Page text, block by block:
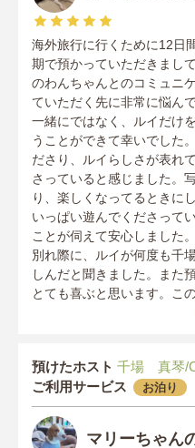
海外旅行に行くために12日
期で預かっていただきまし
のわんちゃんとのコミュニ
ていただく先に非常に悩ん
一緒にではなく、ルイだけ
うことができて幸いでした
ださり、ルイらしさが表れ
さっていると感じました。
り、楽しくなってるときに
いっぱい遊んでくださって
ことが伺えて安心しました
別れ際に、ルイが何度も千
しんだと聞きました。また
とても喜ぶと思います。こ
預けたホスト 千場 真琴/
ご利用サービス
お泊り
マリーちゃん